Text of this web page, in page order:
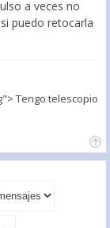
a veces no
puedo retocarla
Tengo telescopio